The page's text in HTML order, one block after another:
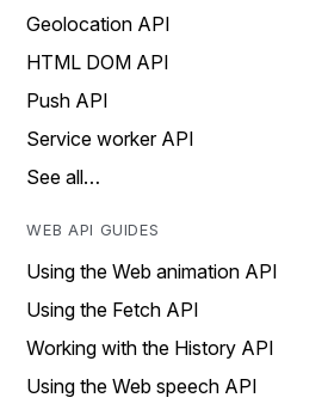
Geolocation API
HTML DOM API
Push API
Service worker API
See all…
WEB API GUIDES
Using the Web animation API
Using the Fetch API
Working with the History API
Using the Web speech API